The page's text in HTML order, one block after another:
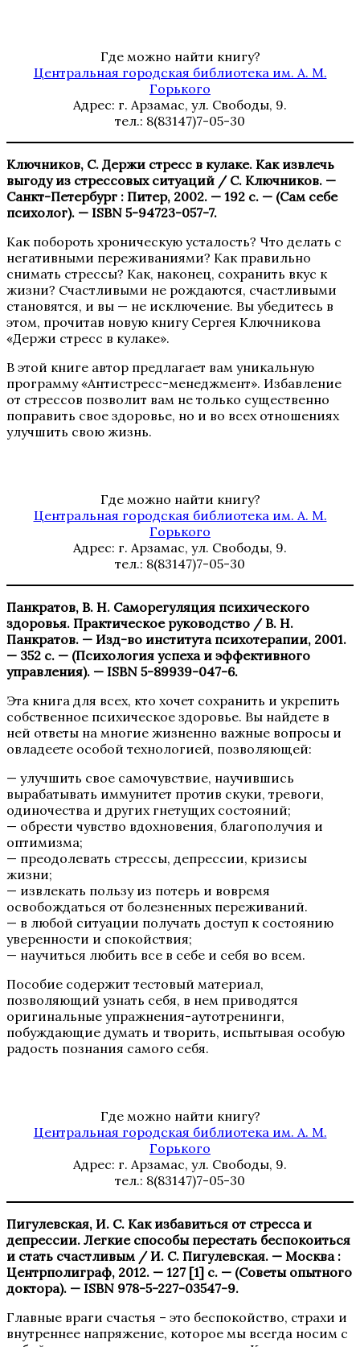
Где можно найти книгу?
Центральная городская библиотека им. А. М.
Горького
Адрес: г. Арзамас, ул. Свободы, 9.
тел.: 8(83147)7-05-30
Ключников, С. Держи стресс в кулаке. Как извлечь
выгоду из стрессовых ситуаций / С. Ключников. —
Санкт-Петербург : Питер, 2002. — 192 с. — (Сам себе
психолог). — ISBN 5-94723-057-7.
Как побороть хроническую усталость? Что делать с
негативными переживаниями? Как правильно
снимать стрессы? Как, наконец, сохранить вкус к
жизни? Счастливыми не рождаются, счастливыми
становятся, и вы — не исключение. Вы убедитесь в
этом, прочитав новую книгу Сергея Ключникова
«Держи стресс в кулаке».
В этой книге автор предлагает вам уникальную
программу «Антистресс-менеджмент». Избавление
от стрессов позволит вам не только существенно
поправить свое здоровье, но и во всех отношениях
улучшить свою жизнь.
Где можно найти книгу?
Центральная городская библиотека им. А. М.
Горького
Адрес: г. Арзамас, ул. Свободы, 9.
тел.: 8(83147)7-05-30
Панкратов, В. Н. Саморегуляция психического
здоровья. Практическое руководство / В. Н.
Панкратов. — Изд-во института психотерапии, 2001.
— 352 с. — (Психология успеха и эффективного
управления). — ISBN 5-89939-047-6.
Эта книга для всех, кто хочет сохранить и укрепить
собственное психическое здоровье. Вы найдете в
ней ответы на многие жизненно важные вопросы и
овладеете особой технологией, позволяющей:
— улучшить свое самочувствие, научившись
вырабатывать иммунитет против скуки, тревоги,
одиночества и других гнетущих состояний;
— обрести чувство вдохновения, благополучия и
оптимизма;
— преодолевать стрессы, депрессии, кризисы
жизни;
— извлекать пользу из потерь и вовремя
освобождаться от болезненных переживаний.
— в любой ситуации получать доступ к состоянию
уверенности и спокойствия;
— научиться любить все в себе и себя во всем.
Пособие содержит тестовый материал,
позволяющий узнать себя, в нем приводятся
оригинальные упражнения-аутотренинги,
побуждающие думать и творить, испытывая особую
радость познания самого себя.
Где можно найти книгу?
Центральная городская библиотека им. А. М.
Горького
Адрес: г. Арзамас, ул. Свободы, 9.
тел.: 8(83147)7-05-30
Пигулевская, И. С. Как избавиться от стресса и
депрессии. Легкие способы перестать беспокоиться
и стать счастливым / И. С. Пигулевская. — Москва :
Центрполиграф, 2012. — 127 [1] с. — (Советы опытного
доктора). — ISBN 978-5-227-03547-9.
Главные враги счастья – это беспокойство, страхи и
внутреннее напряжение, которое мы всегда носим с